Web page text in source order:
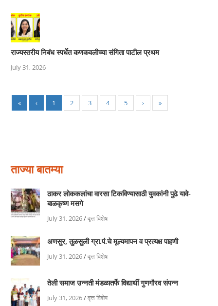
राज्यस्तरीय निबंध स्पर्धेत कणकवलीच्या संगिता पाटील प्रथम
July 31, 2026
« ‹ 1 2 3 4 5 › »
ताज्या बातम्या
ठाकर लोककलांचा वारसा टिकविण्यासाठी युवकांनी पुढे यावे-
बाळकृष्ण मसगे
July 31, 2026/वृत्त विशेष
अणसुर, तुळसुली ग्रा.पं.चे मूल्यमापन व प्रत्यक्ष पाहणी
July 31, 2026/वृत्त विशेष
तेली समाज उन्नती मंडळातर्फे विद्यार्थी गुणगौरव संपन्न
July 31, 2026/वृत्त विशेष